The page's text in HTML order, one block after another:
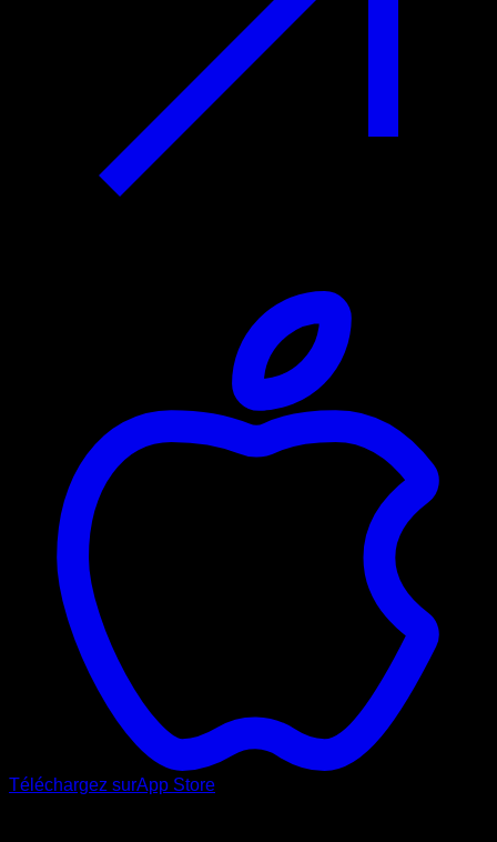
Téléchargez surApp Store